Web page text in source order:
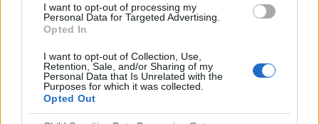
I want to opt-out of processing my
Personal Data for Targeted Advertising.
Opted In
I want to opt-out of Collection, Use,
Retention, Sale, and/or Sharing of my
Personal Data that Is Unrelated with the
Purposes for which it was collected.
Opted Out
CANALES TV
DÍAS
SIN PARTIDO
GRATUÍTO
MEDIA
1,4
CANALES POR
PARTIDO
1 Canales de pago
11,11%